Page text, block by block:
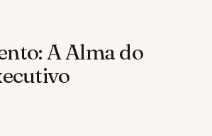
A Alma do